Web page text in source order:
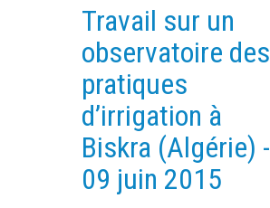
FLOW CHART
RESEARCH
EXPERIMENTAL PLATFORMS
Travail sur un
observatoire des
pratiques
d’irrigation à
Biskra (Algérie) -
09 juin 2015